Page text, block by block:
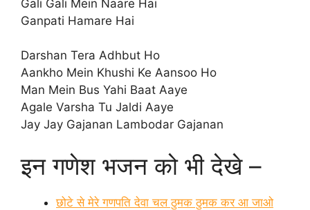
Gali Gali Mein Naare Hai
Ganpati Hamare Hai
Darshan Tera Adhbut Ho
Aankho Mein Khushi Ke Aansoo Ho
Man Mein Bus Yahi Baat Aaye
Agale Varsha Tu Jaldi Aaye
Jay Jay Gajanan Lambodar Gajanan
इन गणेश भजन को भी देखे –
छोटे से मेरे गणपति देवा चल ठुमक ठुमक कर आ जाओ